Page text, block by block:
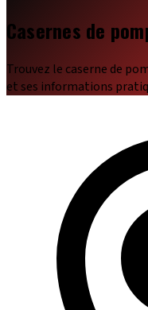
Casernes de
Trouvez le caserne de
et ses informations